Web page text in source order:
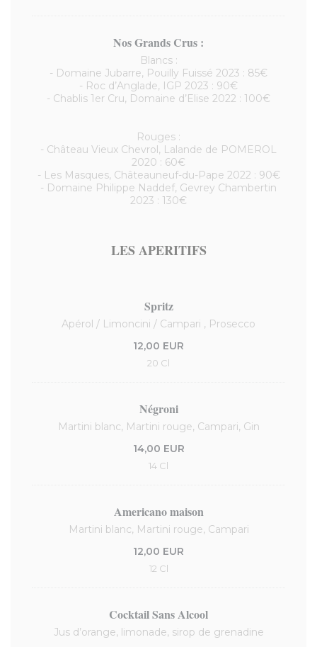
Nos Grands Crus :
Blancs :
- Domaine Jubarre, Pouilly Fuissé 2023 : 85€
- Roc d’Anglade, IGP 2023 : 90€
- Chablis 1er Cru, Domaine d’Elise 2022 : 100€
Rouges :
- Château Vieux Chevrol, Lalande de POMEROL
2020 : 60€
- Les Masques, Châteauneuf-du-Pape 2022 : 90€
- Domaine Philippe Naddef, Gevrey Chambertin
2023 : 130€
LES APERITIFS
Spritz
Apérol / Limoncini / Campari , Prosecco
12,00 EUR
20 Cl
Négroni
Martini blanc, Martini rouge, Campari, Gin
14,00 EUR
14 Cl
Americano maison
Martini blanc, Martini rouge, Campari
12,00 EUR
12 Cl
Cocktail Sans Alcool
Jus d’orange, limonade, sirop de grenadine